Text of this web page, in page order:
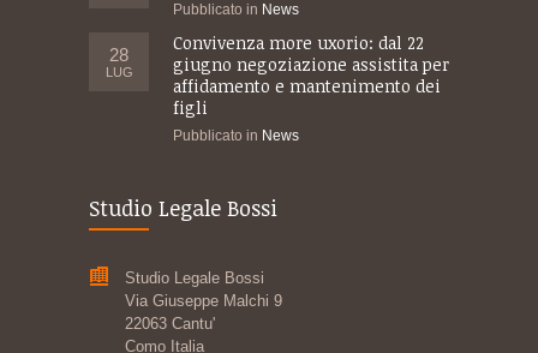
Pubblicato in News
28
LUG
Convivenza more uxorio: dal 22
giugno negoziazione assistita per
affidamento e mantenimento dei
figli
Pubblicato in News
Studio Legale Bossi
Studio Legale Bossi
Via Giuseppe Malchi 9
22063 Cantu'
Como Italia